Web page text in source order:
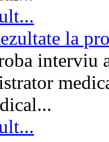
la
interviu